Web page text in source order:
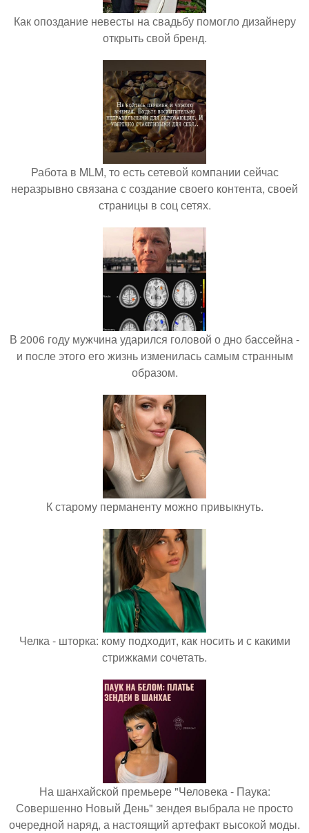
Как опоздание невесты на свадьбу помогло дизайнеру
открыть свой бренд.
Работа в MLM, то есть сетевой компании сейчас
неразрывно связана с создание своего контента, своей
страницы в соц сетях.
В 2006 году мужчина ударился головой о дно бассейна -
и после этого его жизнь изменилась самым странным
образом.
К старому перманенту можно привыкнуть.
Челка - шторка: кому подходит, как носить и с какими
стрижками сочетать.
На шанхайской премьере "Человека - Паука:
Совершенно Новый День" зендея выбрала не просто
очередной наряд, а настоящий артефакт высокой моды.